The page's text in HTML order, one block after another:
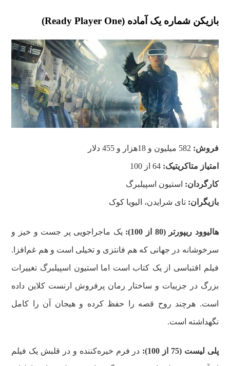
بازیکن شماره یک آماده (Ready Player One)
فروش: 582 میلیون و 18هزار و 455 دلار
امتیاز متاکریتیک: 64 از 100
کارگردان: استیون اسپیلبرگ
بازیگران: تای شرایدن، الیویا کوک
هالیوود ریپورتر (80 از 100): یک ماجراجویی پر جست و خیز و
سرخوشانه در جهانی که هم فانتزی و تخیلی است و هم غم‌افزا.
فیلم اقتباسی از یک کتاب است اما استیون اسپیلبرگ تغییرات
بزرگ در جزییات و ساختار رمان پرفروش ارنست کلاین داده
است. هرچند روح قصه را حفظ کرده و هیجان آن را کامل
نگهداشته است.
پلی لیست (75 از 100): در فرم خیره‌کننده و در قلبش یک فیلم